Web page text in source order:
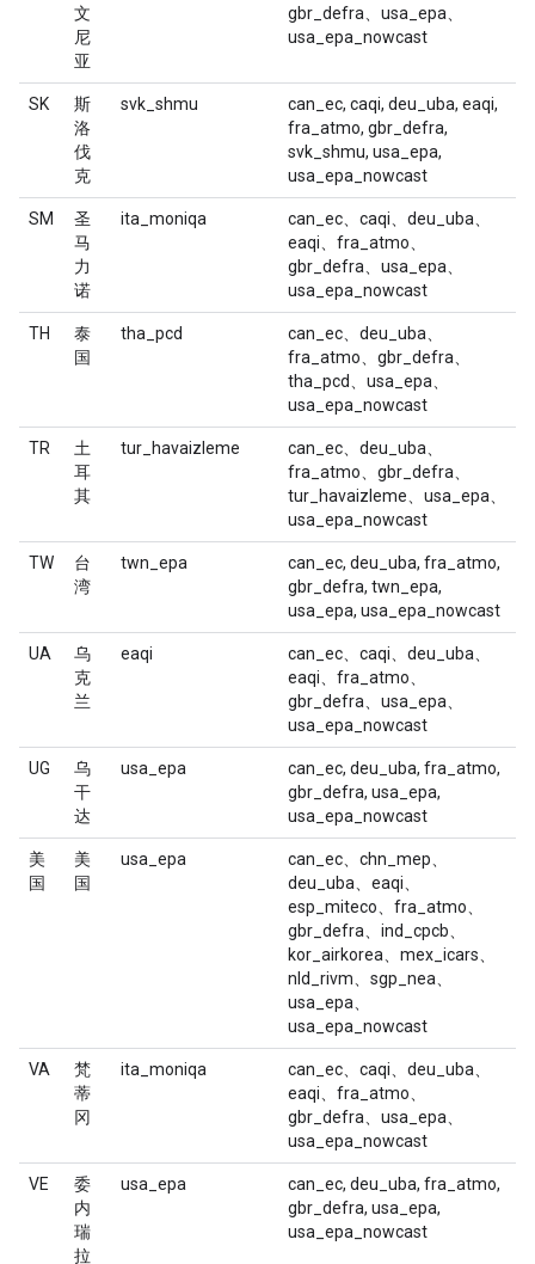
文
尼
亚
gbr_defra、usa_epa、
usa_epa_nowcast
SK
斯
洛
伐
克
svk_shmu
can_ec, caqi, deu_uba, eaqi,
fra_atmo, gbr_defra,
svk_shmu, usa_epa,
usa_epa_nowcast
SM
圣
马
力
诺
ita_moniqa
can_ec、caqi、deu_uba、
eaqi、fra_atmo、
gbr_defra、usa_epa、
usa_epa_nowcast
TH
泰
国
tha_pcd
can_ec、deu_uba、
fra_atmo、gbr_defra、
tha_pcd、usa_epa、
usa_epa_nowcast
TR
土
耳
其
tur_havaizleme
can_ec、deu_uba、
fra_atmo、gbr_defra、
tur_havaizleme、usa_epa、
usa_epa_nowcast
TW
台
湾
twn_epa
can_ec, deu_uba, fra_atmo,
gbr_defra, twn_epa,
usa_epa, usa_epa_nowcast
UA
乌
克
兰
eaqi
can_ec、caqi、deu_uba、
eaqi、fra_atmo、
gbr_defra、usa_epa、
usa_epa_nowcast
UG
乌
干
达
usa_epa
can_ec, deu_uba, fra_atmo,
gbr_defra, usa_epa,
usa_epa_nowcast
美
国
美
国
usa_epa
can_ec、chn_mep、
deu_uba、eaqi、
esp_miteco、fra_atmo、
gbr_defra、ind_cpcb、
kor_airkorea、mex_icars、
nld_rivm、sgp_nea、
usa_epa、
usa_epa_nowcast
VA
梵
蒂
冈
ita_moniqa
can_ec、caqi、deu_uba、
eaqi、fra_atmo、
gbr_defra、usa_epa、
usa_epa_nowcast
VE
委
内
瑞
拉
usa_epa
can_ec, deu_uba, fra_atmo,
gbr_defra, usa_epa,
usa_epa_nowcast